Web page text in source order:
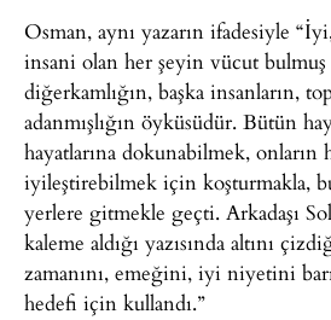
Osman, aynı yazarın ifadesiyle
insani olan her şeyin vücut
diğerkamlığın, başka insanların,
adanmışlığın öyküsüdür. Bütün
hayatlarına dokunabilmek, onların
iyileştirebilmek için koşturmakla,
yerlere gitmekle geçti. Arkadaşı
kaleme aldığı yazısında altını
zamanını, emeğini, iyi niyetini
hedefi için kullandı.”